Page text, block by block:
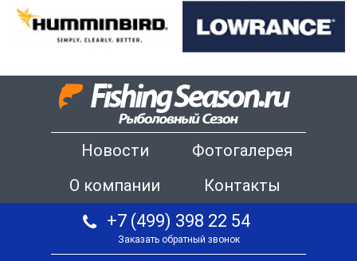
Новости
Фотогалерея
О компании
Контакты
+7 (499) 398 22 54
Заказать обратный звонок